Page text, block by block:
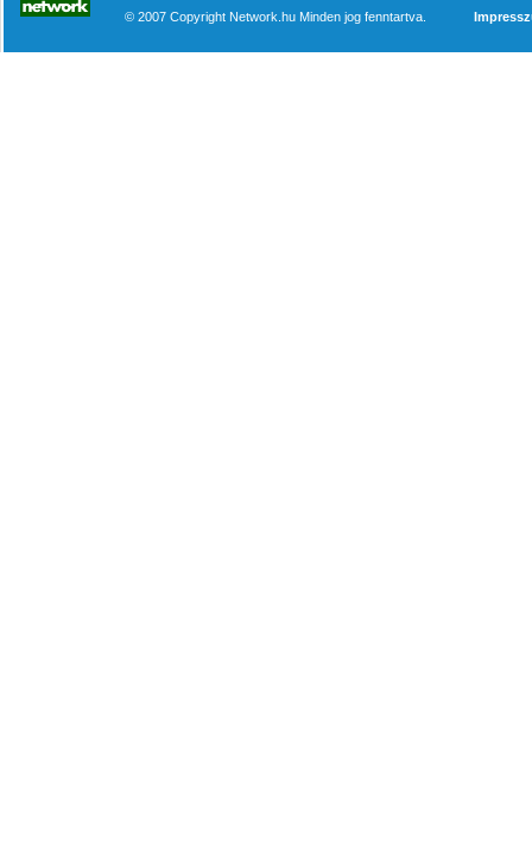
© 2007 Copyright Network.hu Minden jog fenntartva.